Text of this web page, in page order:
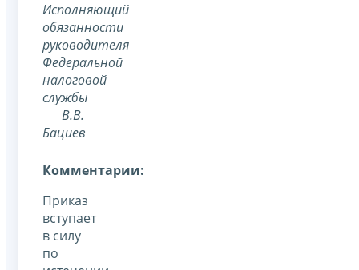
Исполняющий
обязанности
руководителя
Федеральной
налоговой
службы
В.В.
Бациев
Комментарии:
Приказ
вступает
в силу
по